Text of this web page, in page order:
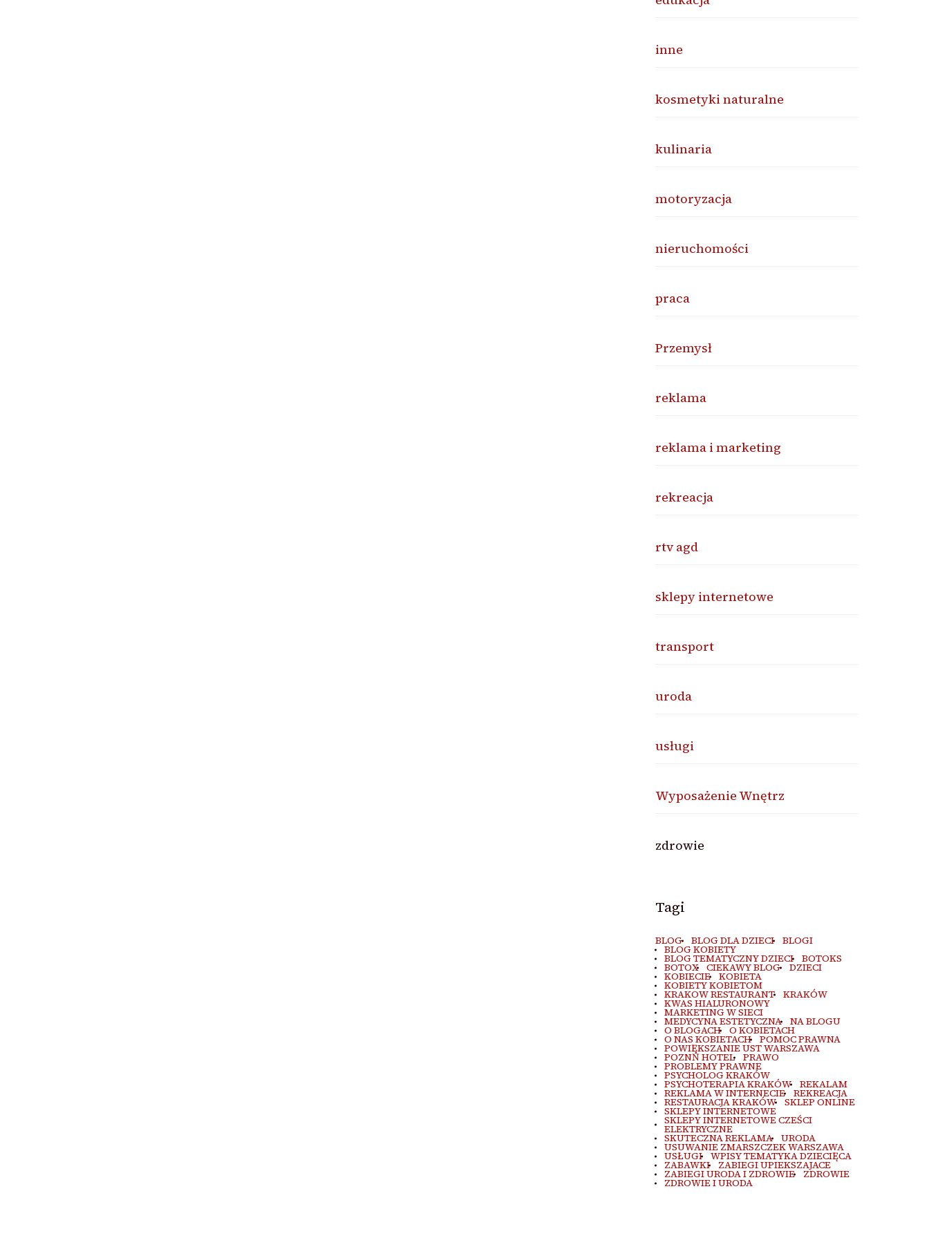
inne
kosmetyki naturalne
kulinaria
motoryzacja
nieruchomości
praca
Przemysł
reklama
reklama i marketing
rekreacja
rtv agd
sklepy internetowe
transport
uroda
usługi
Wyposażenie Wnętrz
zdrowie
Tagi
BLOG BLOG DLA DZIECI BLOGI
BLOG KOBIETY
BLOG TEMATYCZNY DZIECI BOTOKS
BOTOX CIEKAWY BLOG DZIECI
KOBIECIE KOBIETA
KOBIETY KOBIETOM
KRAKOW RESTAURANT KRAKÓW
KWAS HIALURONOWY
MARKETING W SIECI
MEDYCYNA ESTETYCZNA NA BLOGU
O BLOGACH O KOBIETACH
O NAS KOBIETACH POMOC PRAWNA
POWIĘKSZANIE UST WARSZAWA
POZNŃ HOTEL PRAWO
PROBLEMY PRAWNE
PSYCHOLOG KRAKÓW
PSYCHOTERAPIA KRAKÓW REKALAM
REKLAMA W INTERNECIE REKREACJA
RESTAURACJA KRAKÓW SKLEP ONLINE
SKLEPY INTERNETOWE
SKLEPY INTERNETOWE CZEŚCI
ELEKTRYCZNE
SKUTECZNA REKLAMA URODA
USUWANIE ZMARSZCZEK WARSZAWA
USŁUGI WPISY TEMATYKA DZIECIĘCA
ZABAWKI ZABIEGI UPIEKSZAJACE
ZABIEGI URODA I ZDROWIE ZDROWIE
ZDROWIE I URODA